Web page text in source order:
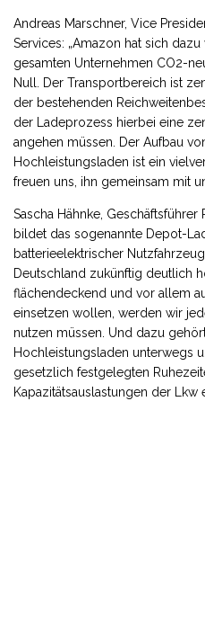
Andreas Marschner, Vice
Services: „Amazon hat sich
gesamten Unternehmen CO2-
Null. Der Transportbereich ist
der bestehenden
der Ladeprozess hierbei eine
angehen müssen. Der Aufbau
Hochleistungsladen ist ein
freuen uns, ihn gemeinsam mit
Sascha Hähnke, Geschäftsführer
bildet das sogenannte Depot-
batterieelektrischer
Deutschland zukünftig deutlich
flächendeckend und vor allem
einsetzen wollen, werden wir
nutzen müssen. Und dazu
Hochleistungsladen unterwegs
gesetzlich festgelegten
Kapazitätsauslastungen der Lkw